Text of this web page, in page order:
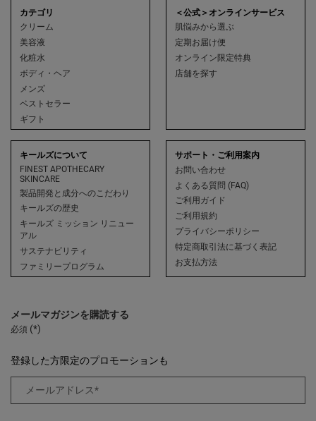
カテゴリ
クリーム
美容液
化粧水
ボディ・ヘア
メンズ
ベストセラー
ギフト
＜公式＞オンラインサービス
肌悩みから選ぶ
定期お届け便
オンライン限定特典
店舗を探す
キールズについて
FINEST APOTHECARY
SKINCARE
製品開発と成分へのこだわり
キールズの歴史
キールズ ミッション リニュー
アル
サステナビリティ
ファミリープログラム
サポート・ご利用案内
お問い合わせ
よくある質問 (FAQ)
ご利用ガイド
ご利用規約
プライバシーポリシー
特定商取引法に基づく表記
お支払方法
メールマガジンを購読する
必須 (*)
登録した方限定のプロモーションも
メールアドレス*